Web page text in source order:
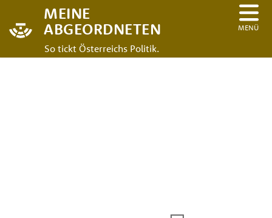
MEINE
ABGEORDNETEN
So tickt Österreichs Politik.
MENÜ